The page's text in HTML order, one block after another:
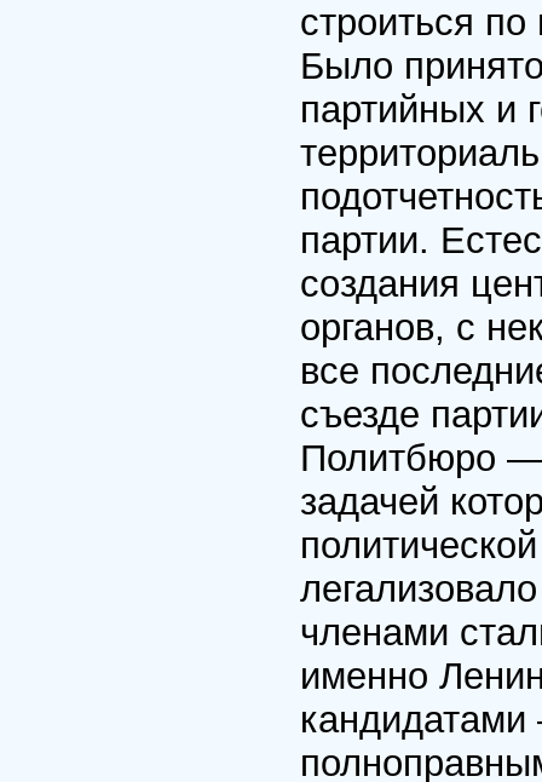
строиться
Было
партийных и
партии.
создания
органов, с
все
съезде
Политбюро —
задачей
членами
именно